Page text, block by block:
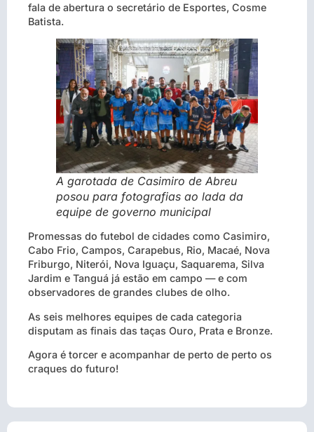
fala de abertura o secretário de Esportes, Cosme
Batista.
A garotada de Casimiro de Abreu
posou para fotografias ao lada da
equipe de governo municipal
Promessas do futebol de cidades como Casimiro,
Cabo Frio, Campos, Carapebus, Rio, Macaé, Nova
Friburgo, Niterói, Nova Iguaçu, Saquarema, Silva
Jardim e Tanguá já estão em campo — e com
observadores de grandes clubes de olho.
As seis melhores equipes de cada categoria
disputam as finais das taças Ouro, Prata e Bronze.
Agora é torcer e acompanhar de perto de perto os
craques do futuro!